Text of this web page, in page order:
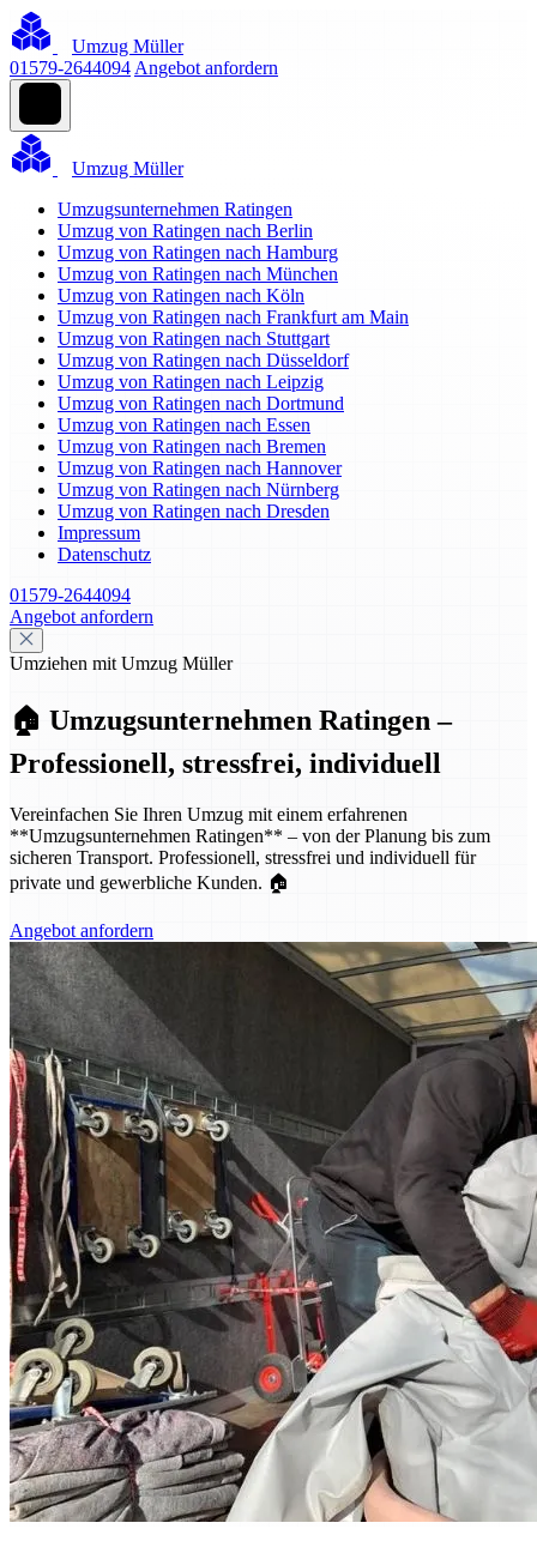
Umzug Müller
01579-2644094 Angebot anfordern
Umzug Müller
Umzugsunternehmen Ratingen
Umzug von Ratingen nach Berlin
Umzug von Ratingen nach Hamburg
Umzug von Ratingen nach München
Umzug von Ratingen nach Köln
Umzug von Ratingen nach Frankfurt am Main
Umzug von Ratingen nach Stuttgart
Umzug von Ratingen nach Düsseldorf
Umzug von Ratingen nach Leipzig
Umzug von Ratingen nach Dortmund
Umzug von Ratingen nach Essen
Umzug von Ratingen nach Bremen
Umzug von Ratingen nach Hannover
Umzug von Ratingen nach Nürnberg
Umzug von Ratingen nach Dresden
Impressum
Datenschutz
01579-2644094
Angebot anfordern
Umziehen mit Umzug Müller
🏠 Umzugsunternehmen Ratingen –
Professionell, stressfrei, individuell
Vereinfachen Sie Ihren Umzug mit einem erfahrenen
**Umzugsunternehmen Ratingen** – von der Planung bis zum
sicheren Transport. Professionell, stressfrei und individuell für
private und gewerbliche Kunden. 🏠
Angebot anfordern